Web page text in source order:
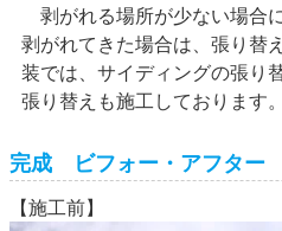
剥がれる場所が少ない場合
剥がれてきた場合は、張り替
装では、サイディングの張り
張り替えも施工しております。
完成 ビフォー・アフター
【施工前】